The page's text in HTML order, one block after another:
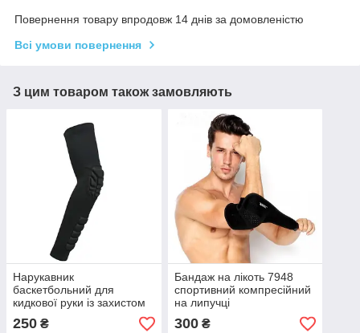
Повернення товару впродовж 14 днів за домовленістю
Всі умови повернення
З цим товаром також замовляють
Нарукавник
баскетбольний для
кидкової руки із захистом
Kyncilor HB011
250 ₴
Бандаж на лікоть 7948
спортивний компресійний
на липучці
300₴